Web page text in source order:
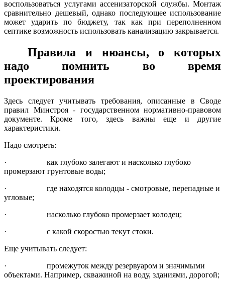
воспользоваться услугами ассенизаторской службы. Монтаж
сравнительно дешевый, однако последующее использование
может ударить по бюджету, так как при переполненном
септике возможность использовать канализацию закрывается.
Правила и нюансы, о которых
надо помнить во время
проектирования
Здесь следует учитывать требования, описанные в Своде
правил Минстроя - государственном нормативно-правовом
документе. Кроме того, здесь важны еще и другие
характеристики.
Надо смотреть:
·
как глубоко залегают и насколько глубоко
промерзают грунтовые воды;
·
где находятся колодцы - смотровые, перепадные и
угловые;
·
насколько глубоко промерзает колодец;
·
с какой скоростью текут стоки.
Еще учитывать следует:
·
промежуток между резервуаром и значимыми
объектами. Например, скважиной на воду, зданиями, дорогой;